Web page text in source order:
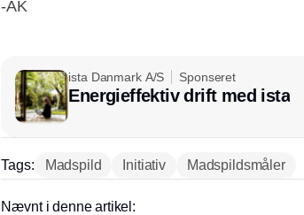
-AK
ista Danmark A/S Sponseret
Energieffektiv drift med ista
Tags: Madspild Initiativ Madspildsmåler
Nævnt i denne artikel: